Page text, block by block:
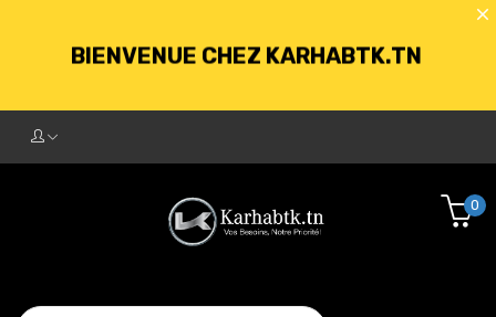
BIENVENUE CHEZ KARHABTK.TN
0